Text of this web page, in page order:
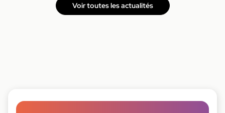
Voir toutes les actualités